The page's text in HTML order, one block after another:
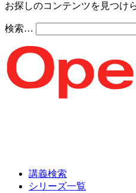
お探しのコンテンツを見つけ
検索…
講義検索
シリーズ一覧